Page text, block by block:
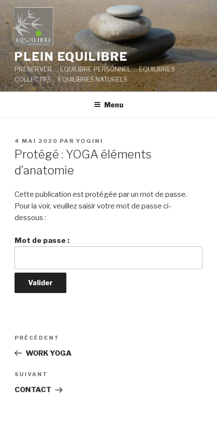
Aller
au
contenu
principal
PLEIN EQUILIBRE
PRESERVER … EQUILIBRE PERSONNEL … EQUILIBRES
COLLECTIFS… EQUILIBRES NATURELS
Menu
PUBLIÉ
LE
4 MAI 2020 PAR YOGINI
Protégé : YOGA éléments
d’anatomie
Cette publication est protégée par un mot de passe.
Pour la voir, veuillez saisir votre mot de passe ci-
dessous :
Mot de passe :
Navigation
Article
précédent
PRÉCÉDENT
WORK YOGA
Article
suivant
SUIVANT
CONTACT